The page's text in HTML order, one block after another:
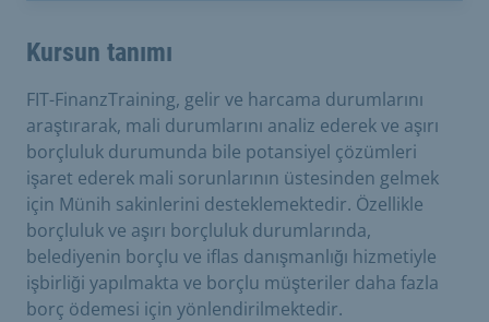
Kursun tanımı
FIT-FinanzTraining, gelir ve harcama durumlarını
araştırarak, mali durumlarını analiz ederek ve aşırı
borçluluk durumunda bile potansiyel çözümleri
işaret ederek mali sorunlarının üstesinden gelmek
için Münih sakinlerini desteklemektedir. Özellikle
borçluluk ve aşırı borçluluk durumlarında,
belediyenin borçlu ve iflas danışmanlığı hizmetiyle
işbirliği yapılmakta ve borçlu müşteriler daha fazla
borç ödemesi için yönlendirilmektedir.